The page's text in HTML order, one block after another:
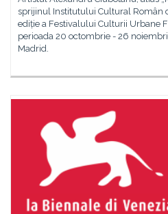
sprijinul Institutului Cultural Român
ediție a Festivalului Culturii Urbane
perioada 20 octombrie - 26
Madrid.